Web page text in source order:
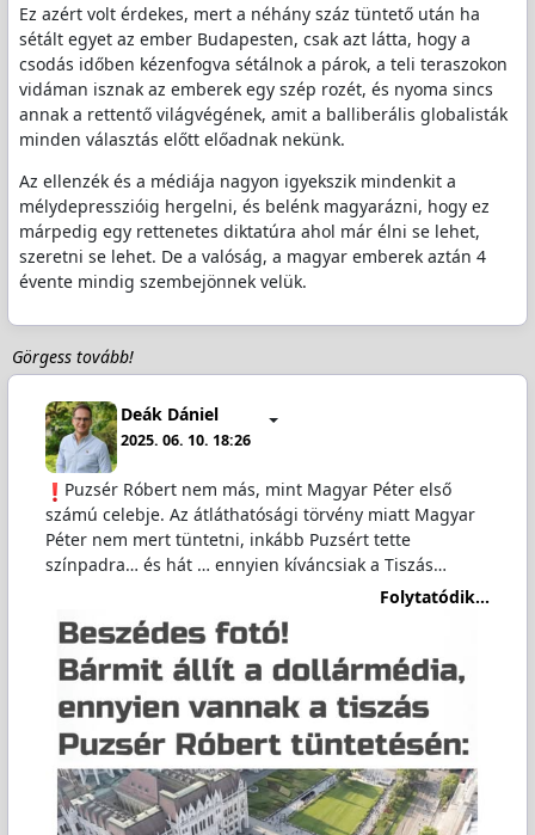
Ez azért volt érdekes, mert a néhány száz tüntető után ha
sétált egyet az ember Budapesten, csak azt látta, hogy a
csodás időben kézenfogva sétálnok a párok, a teli teraszokon
vidáman isznak az emberek egy szép rozét, és nyoma sincs
annak a rettentő világvégének, amit a balliberális globalisták
minden választás előtt előadnak nekünk.
Az ellenzék és a médiája nagyon igyekszik mindenkit a
mélydepresszióig hergelni, és belénk magyarázni, hogy ez
márpedig egy rettenetes diktatúra ahol már élni se lehet,
szeretni se lehet. De a valóság, a magyar emberek aztán 4
évente mindig szembejönnek velük.
Görgess tovább!
Deák Dániel
2025. 06. 10. 18:26
️Puzsér Róbert nem más, mint Magyar Péter első
számú celebje. Az átláthatósági törvény miatt Magyar
Péter nem mert tüntetni, inkább Puzsért tette
színpadra… és hát … ennyien kíváncsiak a Tiszás…
Folytatódik...